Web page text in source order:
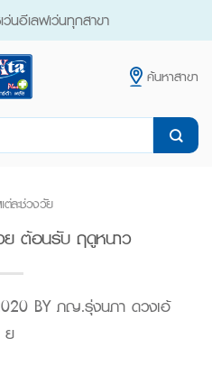
นอีเลฟเว่นทุกสาขา
ค้นหาสาขา
ละช่วงวัย
ย ต้อนรับ ฤดูหนาว
BYภญ.รุ่งนภา ดวงเอ้
ย